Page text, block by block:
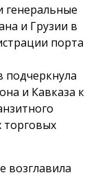
генеральные
и Грузии в
порта
подчеркнула
и Кавказа к
торговых
возглавила